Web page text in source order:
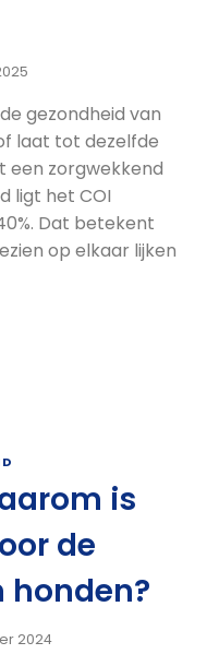
gezondheid van
laat tot dezelfde
een zorgwekkend
ligt het COI
Dat betekent
op elkaar lijken
is
de
honden?
2024